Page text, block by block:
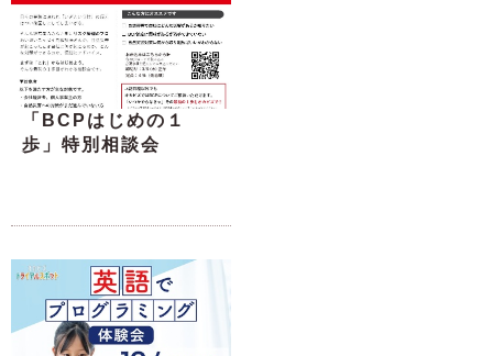
「BCPはじめの１
歩」特別相談会